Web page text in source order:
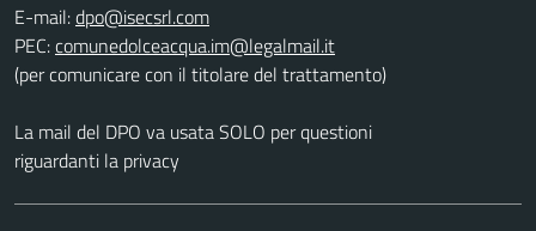
E-mail:
PEC:
(per comunicare con il titolare del trattamento)
La mail del DPO va usata SOLO per questioni
riguardanti la privacy